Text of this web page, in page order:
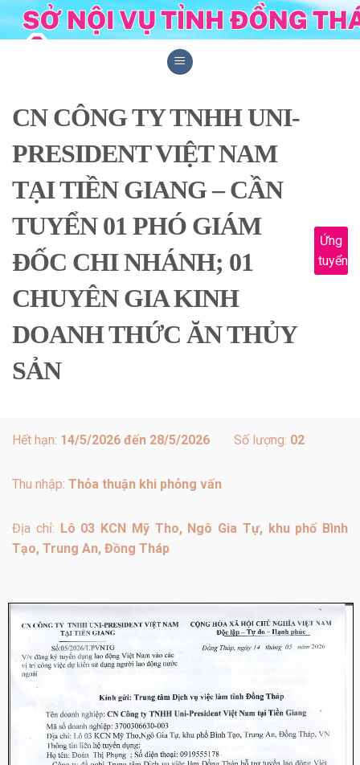
Skip
to
CN CÔNG TY TNHH UNI-
PRESIDENT VIỆT NAM
TẠI TIỀN GIANG – CẦN
TUYỂN 01 PHÓ GIÁM
ĐỐC CHI NHÁNH; 01
CHUYÊN GIA KINH
DOANH THỨC ĂN THỦY
SẢN
Ứng
tuyển
Hết hạn: 14/5/2026 đến 28/5/2026 Số lượng: 02
Thu nhập: Thỏa thuận khi phỏng vấn
Địa chỉ: Lô 03 KCN Mỹ Tho, Ngô Gia Tự, khu phố Bình
Tạo, Trung An, Đồng Tháp